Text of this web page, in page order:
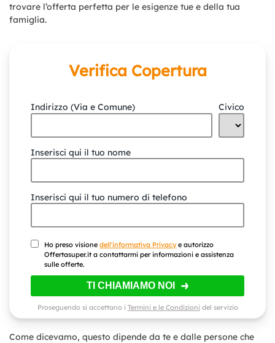
trovare l’offerta perfetta per le esigenze tue e della tua
famiglia.
Verifica Copertura
Indirizzo (Via e Comune) Civico
Inserisci qui il tuo nome
Inserisci qui il tuo numero di telefono
Ho preso visionedell'informativa Privacye autorizzo
Offertasuper.it a contattarmi per informazioni e assistenza
sulle offerte.
TI CHIAMIAMO NOI
Proseguendo si accettano i Termini e le Condizioni del servizio
Come dicevamo, questo dipende da te e dalle persone che